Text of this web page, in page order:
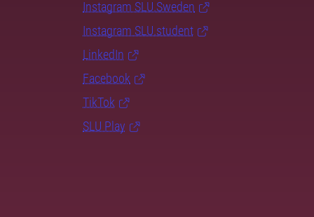
Instagram SLU.Sweden
Instagram SLU.student
LinkedIn
Facebook
TikTok
SLU Play